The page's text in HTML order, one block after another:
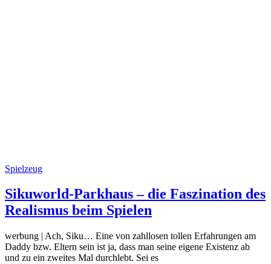
Spielzeug
Sikuworld-Parkhaus – die Faszination des
Realismus beim Spielen
werbung | Ach, Siku… Eine von zahllosen tollen Erfahrungen am
Daddy bzw. Eltern sein ist ja, dass man seine eigene Existenz ab
und zu ein zweites Mal durchlebt. Sei es